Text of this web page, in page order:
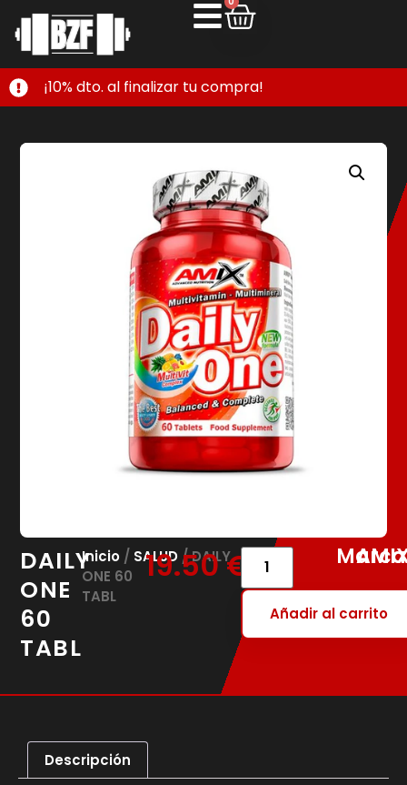
¡10% dto. al finalizar tu compra!
DAILY
ONE
60
TABL
Inicio / SALUD / DAILY
ONE 60
TABL
19.50€
Añadir al carrito
Descripción